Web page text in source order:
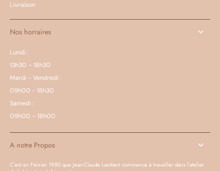
Livraison
Nos horraires
Lundi :
13h30 – 18h30
Mardi - Vendredi :
09h00 - 18h30
Samedi :
09h00 – 18h00
A notre Propos
C’est en Février 1980 que Jean-Claude Lambert commence à travailler dans l’atelier